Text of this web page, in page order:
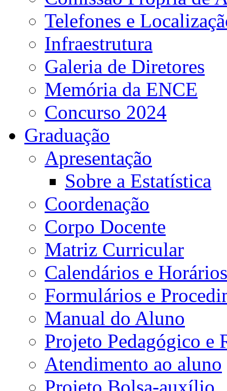
Telefones e
Infraestrutura
Galeria de Diretores
Memória da ENCE
Concurso 2024
Graduação
Apresentação
Sobre a Estatística
Coordenação
Corpo Docente
Matriz Curricular
Calendários e Horários
Formulários e
Manual do Aluno
Projeto Pedagógico e
Atendimento ao aluno
Projeto Bolsa-auxílio